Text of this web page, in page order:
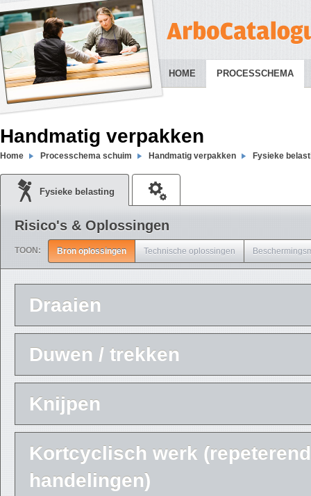
HOME PROCESSCHEMA
Handmatig verpakken
Home Processchema schuim Handmatig verpakken Fysieke
Fysieke belasting
Risico's & Oplossingen
TOON: Bron oplossingen Technische oplossingen
Draaien
Duwen / trekken
Knijpen
Kortcyclisch werk
handelingen)